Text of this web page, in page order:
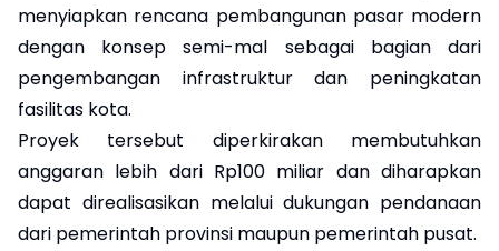
menyiapkan rencana pembangunan pasar modern
dengan konsep semi-mal sebagai bagian dari
pengembangan infrastruktur dan peningkatan
fasilitas kota.
Proyek tersebut diperkirakan membutuhkan
anggaran lebih dari Rp100 miliar dan diharapkan
dapat direalisasikan melalui dukungan pendanaan
dari pemerintah provinsi maupun pemerintah pusat.